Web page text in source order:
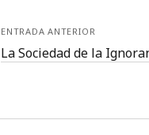
ENTRADA ANTERIOR
La Sociedad de la